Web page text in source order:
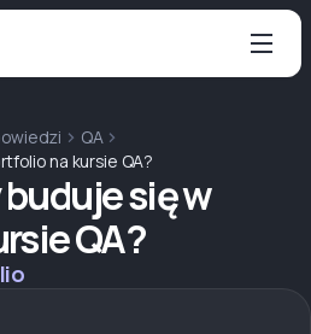
QA
na kursie QA?
się w
QA?